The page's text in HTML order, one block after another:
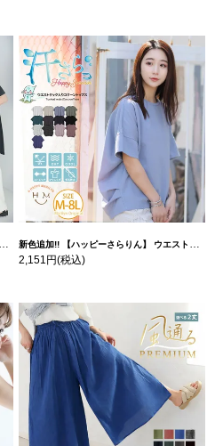
新色追加!! 【ハッピーさらりん】 ウエストタック入り スッキリ魅せ コクーントップス | 大きいサイズの通販ならハッピーマリリン
2,151円(税込)